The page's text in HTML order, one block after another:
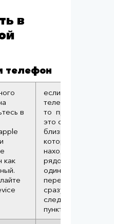
в
телефон
в
как
если запасного
телефона нет,
то проделайте
это с телефона
близкого/друга
который
находится
рядом. Если вы
один,
переходите
сразу к
следующему
пункту